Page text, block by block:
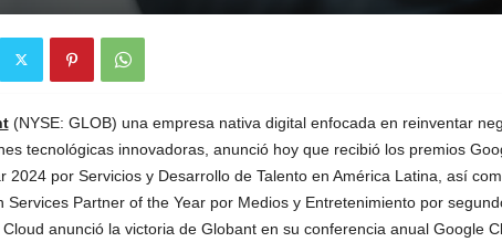
(NYSE: GLOB) una empresa nativa digital enfocada en reinventar
tecnológicas innovadoras, anunció hoy que recibió los premios
2024 por Servicios y Desarrollo de Talento en América Latina, así
Services Partner of the Year por Medios y Entretenimiento por
anunció la victoria de Globant en su conferencia anual Google